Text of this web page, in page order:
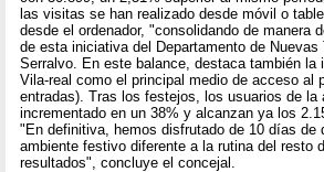
las visitas se han realizado desde móvil o
desde el ordenador, "consolidando de manera
de esta iniciativa del Departamento de
Serralvo. En este balance, destaca también la
Vila-real como el principal medio de acceso al
entradas). Tras los festejos, los usuarios de la
incrementado en un 38% y alcanzan ya los
"En definitiva, hemos disfrutado de 10 días de
ambiente festivo diferente a la rutina del resto
resultados", concluye el concejal.